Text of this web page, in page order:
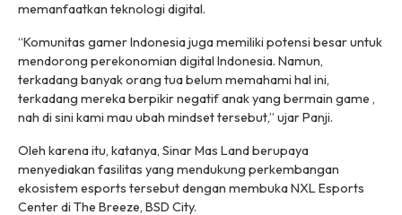
memanfaatkan teknologi digital.
“Komunitas gamer Indonesia juga memiliki potensi besar untuk
mendorong perekonomian digital Indonesia. Namun,
terkadang banyak orang tua belum memahami hal ini,
terkadang mereka berpikir negatif anak yang bermain game ,
nah di sini kami mau ubah mindset tersebut,” ujar Panji.
Oleh karena itu, katanya, Sinar Mas Land berupaya
menyediakan fasilitas yang mendukung perkembangan
ekosistem esports tersebut dengan membuka NXL Esports
Center di The Breeze, BSD City.